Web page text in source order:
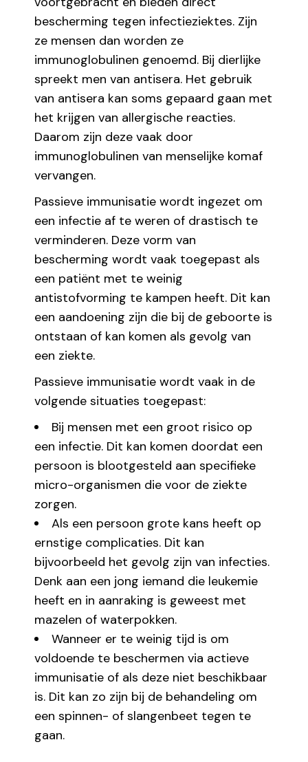
bescherming tegen infectieziektes. Zijn
ze mensen dan worden ze
immunoglobulinen genoemd. Bij dierlijke
spreekt men van antisera. Het gebruik
van antisera kan soms gepaard gaan met
het krijgen van allergische reacties.
Daarom zijn deze vaak door
immunoglobulinen van menselijke komaf
vervangen.
Passieve immunisatie wordt ingezet om
een infectie af te weren of drastisch te
verminderen. Deze vorm van
bescherming wordt vaak toegepast als
een patiënt met te weinig
antistofvorming te kampen heeft. Dit kan
een aandoening zijn die bij de geboorte is
ontstaan of kan komen als gevolg van
een ziekte.
Passieve immunisatie wordt vaak in de
volgende situaties toegepast:
Bij mensen met een groot risico op
een infectie. Dit kan komen doordat een
persoon is blootgesteld aan specifieke
micro-organismen die voor de ziekte
zorgen.
Als een persoon grote kans heeft op
ernstige complicaties. Dit kan
bijvoorbeeld het gevolg zijn van infecties.
Denk aan een jong iemand die leukemie
heeft en in aanraking is geweest met
mazelen of waterpokken.
Wanneer er te weinig tijd is om
voldoende te beschermen via actieve
immunisatie of als deze niet beschikbaar
is. Dit kan zo zijn bij de behandeling om
een spinnen- of slangenbeet tegen te
gaan.